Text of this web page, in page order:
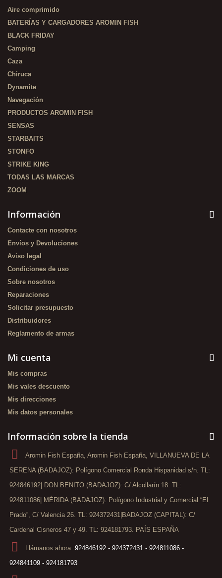
Aire comprimido
BATERÍAS Y CARGADORES AROMIN FISH
BLACK FRIDAY
Camping
Caza
Chiruca
Dynamite
Navegación
PRODUCTOS AROMIN FISH
SENSAS
STARBAITS
STONFO
STRIKE KING
TODAS LAS MARCAS
ZOOM
Información
Contacte con nosotros
Envíos y Devoluciones
Aviso legal
Condiciones de uso
Sobre nosotros
Reparaciones
Solicitar presupuesto
Distribuidores
Reglamento de armas
Mi cuenta
Mis compras
Mis vales descuento
Mis direcciones
Mis datos personales
Información sobre la tienda
Aromin Fish España, Aromin Fish España, VILLANUEVA DE LA
SERENA (BADAJOZ): Polígono Comercial Ronda Hispanidad s/n. TL:
924846192| DON BENITO (BADAJOZ): C/ Alcollarín 18. TL:
924811086| MÉRIDA (BADAJOZ): Polígono Industrial y Comercial “El
Prado”, C/ Valencia 26. TL: 924372431|BADAJOZ (CAPITAL): C/
Cardenal Cisneros 47 y 49. TL: 924181793. PAÍS ESPAÑA
Llámanos ahora: 924846192 - 924372431 - 924811086 -
924841109 - 924181793